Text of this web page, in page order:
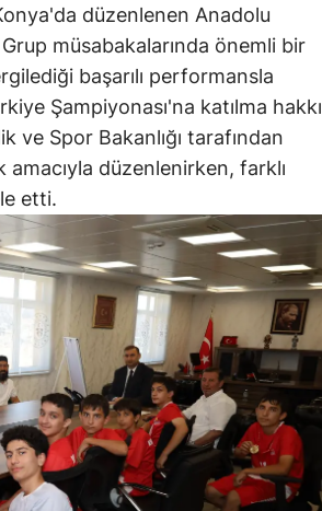
düzenlenen Anadolu
müsabakalarında önemli bir
başarılı performansla
Şampiyonası'na katılma hakkı
ve Spor Bakanlığı tarafından
düzenlenirken, farklı
etti.